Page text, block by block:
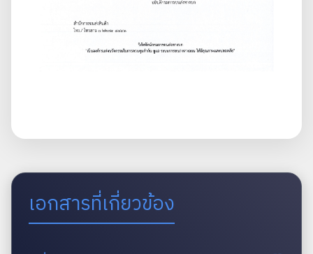
เอกสารที่เกี่ยวข้อง